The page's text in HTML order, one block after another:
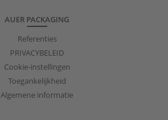
AUER PACKAGING
Referenties
PRIVACYBELEID
Cookie-instellingen
Toegankelijkheid
Algemene informatie